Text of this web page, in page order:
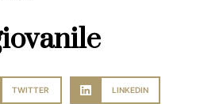
TWITTER LINKEDIN